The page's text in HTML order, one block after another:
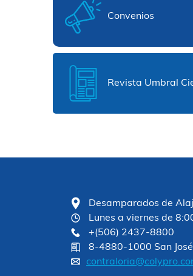
Convenios
Revista Umbral
Desamparados de
Lunes a viernes de
+(506) 2437-8800
8-4880-1000 San